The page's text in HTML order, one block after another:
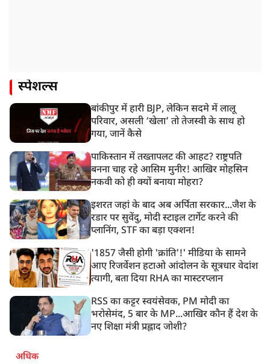
स्पेशल्स
बांकीपुर में हारी BJP, लेकिन सदमे में लालू
परिवार, असली ‘खेला’ तो तेजस्वी के साथ हो
गया, जानें कैसे
पाकिस्तान में तख्तापलट की आहट? राष्ट्रपति
बनना चाह रहे आसिम मुनीर! आखिर मोहसिन
नकवी को ही क्यों बनाया मोहरा?
इशरत जहां के बाद अब अर्पिता सरकार...जैश के
रडार पर सुवेंदु, मोदी स्टाइल टार्गेट करने की
प्लानिंग, STF का बड़ा एक्शन!
'1857 जैसी होगी 'क्रांति'!' मीडिया के सामने
आए रिजर्वेशन हटाओ आंदोलन के सूत्रधार वेदांश
त्यागी, बता दिया RHA का मास्टरप्लान
RSS का कट्टर स्वयंसेवक, PM मोदी का
भरोसेमंद, 5 बार के MP...आखिर कौन हैं देश के
नए शिक्षा मंत्री प्रह्लाद जोशी?
अधिक